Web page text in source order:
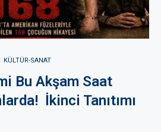
KÜLTÜR-SANAT
Bu Akşam Saat
İkinci Tanıtımı